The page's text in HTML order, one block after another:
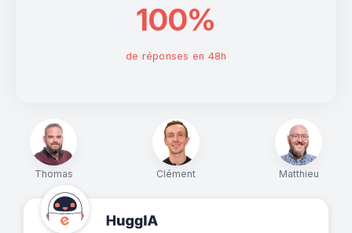
Thomas Clément Matthieu
100%
de réponses en 48h